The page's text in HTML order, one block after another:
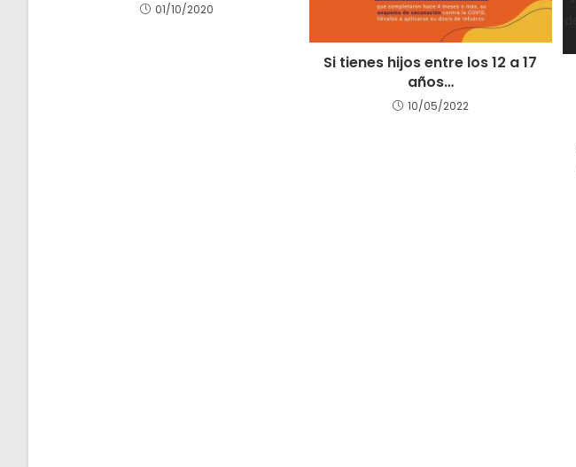
01/10/2020
Si tienes hijos entre los 12 a 17
años…
10/05/2022